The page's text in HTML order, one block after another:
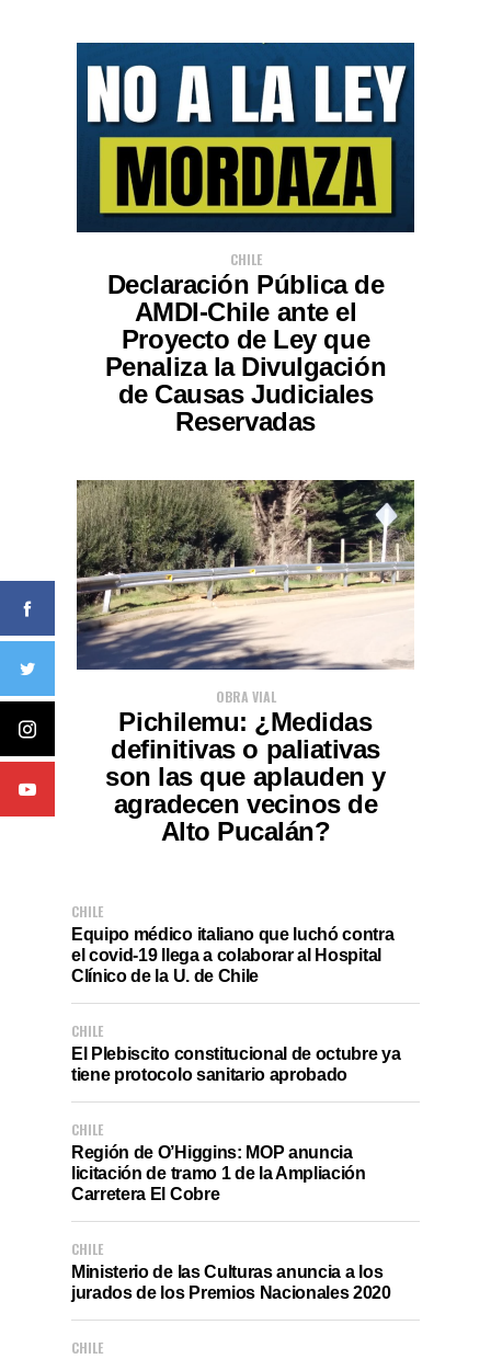
CHILE
Declaración Pública de
AMDI-Chile ante el
Proyecto de Ley que
Penaliza la Divulgación
de Causas Judiciales
Reservadas
OBRA VIAL
Pichilemu: ¿Medidas
definitivas o paliativas
son las que aplauden y
agradecen vecinos de
Alto Pucalán?
CHILE
Equipo médico italiano que luchó contra
el covid-19 llega a colaborar al Hospital
Clínico de la U. de Chile
CHILE
El Plebiscito constitucional de octubre ya
tiene protocolo sanitario aprobado
CHILE
Región de O’Higgins: MOP anuncia
licitación de tramo 1 de la Ampliación
Carretera El Cobre
CHILE
Ministerio de las Culturas anuncia a los
jurados de los Premios Nacionales 2020
CHILE